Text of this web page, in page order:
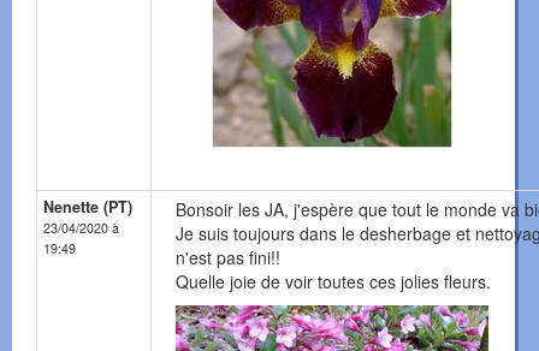
Nenette (PT)
23/04/2020 à
19:49
Bonsoir les JA, j'espère que tout le monde va
Je suis toujours dans le desherbage et
n'est pas fini!!
Quelle joie de voir toutes ces jolies fleurs.